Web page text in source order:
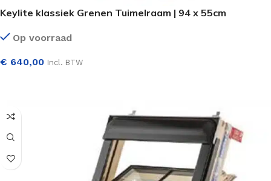
Keylite klassiek Grenen Tuimelraam | 94 x 55cm
Op voorraad
€ 640,00 Incl. BTW